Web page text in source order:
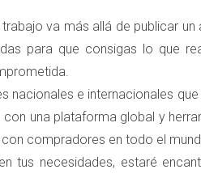
agentes inmobiliarios y
con posibles compradores.
y videos virtuales pueden
en vivo para interactuar
va más allá de publicar un
para que consigas lo que
nacionales e internacionales que
una plataforma global y
compradores en todo el
tus necesidades, estaré